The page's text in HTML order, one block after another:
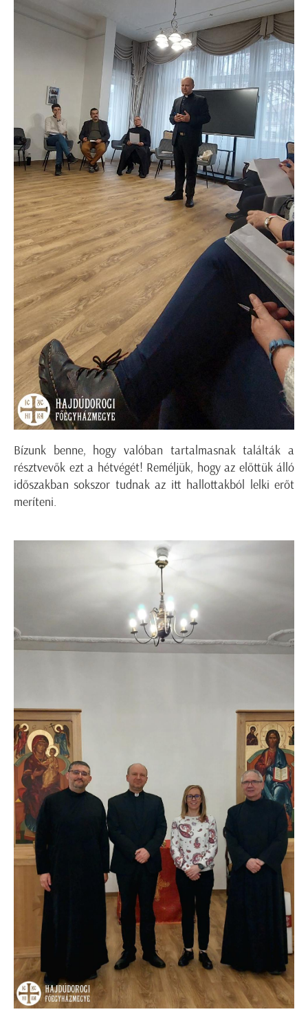
Bízunk benne, hogy valóban tartalmasnak találták a
résztvevők ezt a hétvégét! Reméljük, hogy az előttük álló
időszakban sokszor tudnak az itt hallottakból lelki erőt
meríteni.